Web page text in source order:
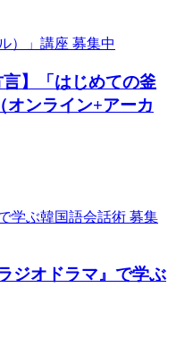
募集中
言】「はじめての釜
オンライン+アーカ
募集
ジオドラマ』で学ぶ